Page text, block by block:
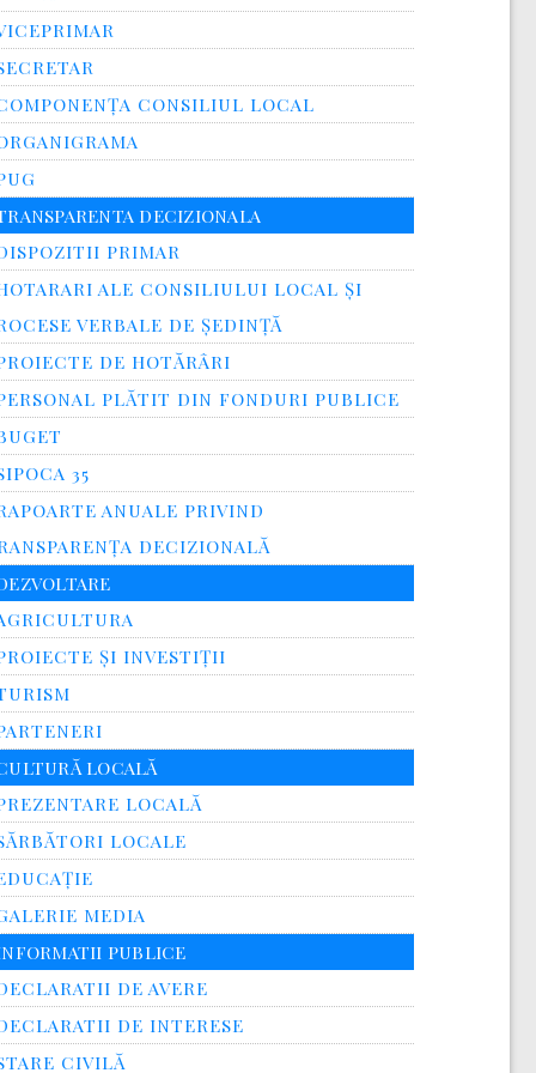
CONSILIUL LOCAL
DECIZIONALA
PRIMAR
ALE CONSILIULUI LOCAL ȘI
VERBALE DE ȘEDINȚĂ
DE HOTĂRÂRI
PLĂTIT DIN FONDURI PUBLICE
35
ANUALE PRIVIND
DECIZIONALĂ
ȘI INVESTIȚII
LOCALĂ
LOCALĂ
LOCALE
MEDIA
PUBLICE
DE AVERE
DE INTERESE
CIVILĂ